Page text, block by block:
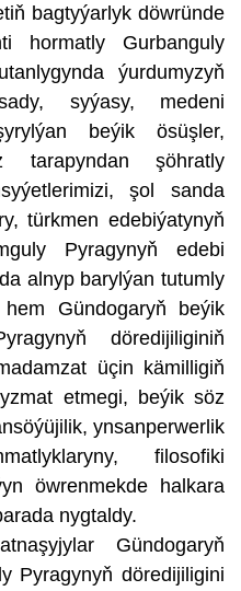
bagtyýarlyk döwründe
hormatly Gurbanguly
ýurdumyzyň
syýasy, medeni
beýik ösüşler,
tarapyndan şöhratly
şol sanda
türkmen edebiýatynyň
Pyragynyň edebi
alnyp barylýan tutumly
Gündogaryň beýik
döredijiliginiň
üçin kämilligiň
etmegi, beýik söz
ynsanperwerlik
filosofiki
öwrenmekde halkara
nygtaldy.
Gündogaryň
Pyragynyň döredijiligini